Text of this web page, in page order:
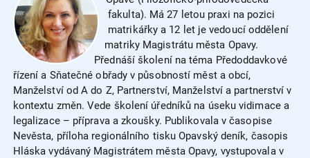
fakulta). Má 27 letou praxi na pozici
matrikářky a 12 let je vedoucí oddělení
matriky Magistrátu města Opavy.
Přednáší školení na téma Předoddavkové
řízení a Sňatečné obřady v působností měst a obcí,
Manželství od A do Z, Partnerství, Manželství a partnerství v
kontextu změn. Vede školení úředníků na úseku vidimace a
legalizace – příprava a zkoušky. Publikovala v časopise
Nevěsta, příloha regionálního tisku Opavský deník, časopis
Hláska vydávaný Magistrátem města Opavy, vystupovala v